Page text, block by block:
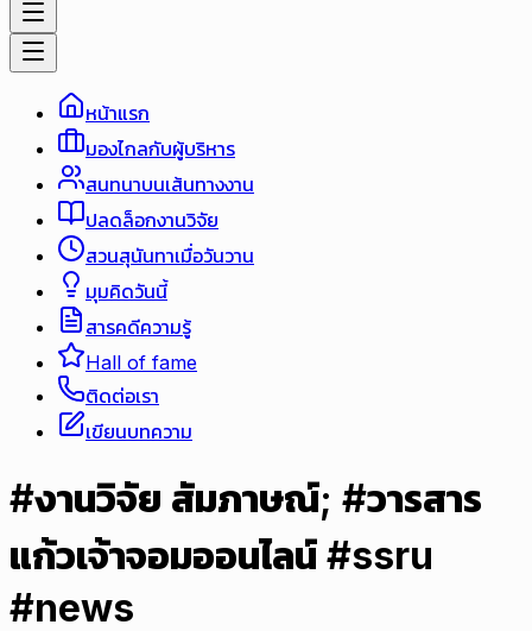
หน้าแรก
มองไกลกับผู้บริหาร
สนทนาบนเส้นทางงาน
ปลดล็อกงานวิจัย
สวนสุนันทาเมื่อวันวาน
มุมคิดวันนี้
สารคดีความรู้
Hall of fame
ติดต่อเรา
เขียนบทความ
#งานวิจัย สัมภาษณ์; #วารสาร
แก้วเจ้าจอมออนไลน์ #ssru
#news